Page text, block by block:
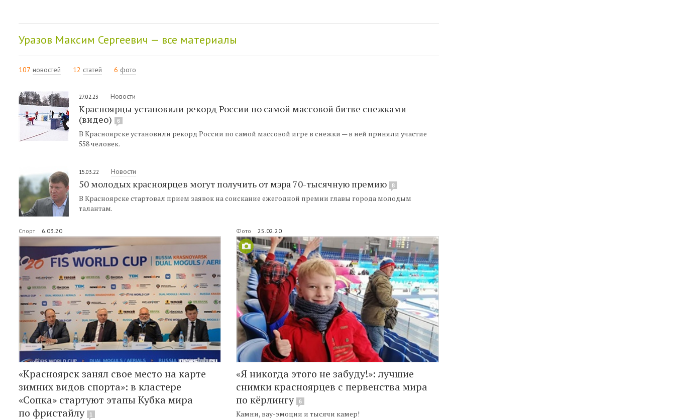
Уразов Максим Сергеевич — все материалы
107 новостей 12 статей 6 фото
27.02.23 Новости
Красноярцы установили рекорд России по самой массовой битве снежками
(видео)
6
В Красноярске установили рекорд России по самой массовой игре в снежки — в ней приняли участие
558 человек.
15.03.22 Новости
50 молодых красноярцев могут получить от мэра 70-тысячную премию 8
В Красноярске стартовал прием заявок на соискание ежегодной премии главы города молодым
талантам.
Спорт 6.03.20
«Красноярск занял свое место на карте
зимних видов спорта»: в кластере
«Сопка» стартуют этапы Кубка мира
по фристайлу
1
Фото 25.02.20
«Я никогда этого не забуду!»: лучшие
снимки красноярцев с первенства мира
по кёрлингу
6
Камни, вау-эмоции и тысячи камер!